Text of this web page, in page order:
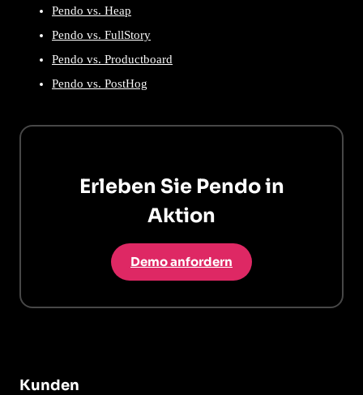
Pendo vs. Heap
Pendo vs. FullStory
Pendo vs. Productboard
Pendo vs. PostHog
Erleben Sie Pendo in
Aktion
Demo anfordern
Kunden